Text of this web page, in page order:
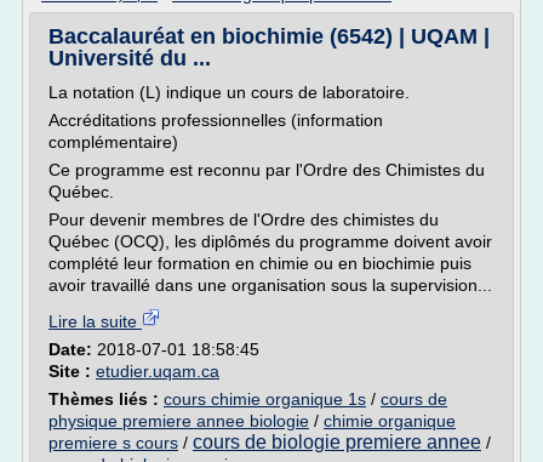
Baccalauréat en biochimie (6542) | UQAM |
Université du ...
La notation (L) indique un cours de laboratoire.
Accréditations professionnelles (information
complémentaire)
Ce programme est reconnu par l'Ordre des Chimistes du
Québec.
Pour devenir membres de l'Ordre des chimistes du
Québec (OCQ), les diplômés du programme doivent avoir
complété leur formation en chimie ou en biochimie puis
avoir travaillé dans une organisation sous la supervision...
Lire la suite
Date: 2018-07-01 18:58:45
Site : etudier.uqam.ca
Thèmes liés : cours chimie organique 1s / cours de
physique premiere annee biologie / chimie organique
premiere s cours / cours de biologie premiere annee /